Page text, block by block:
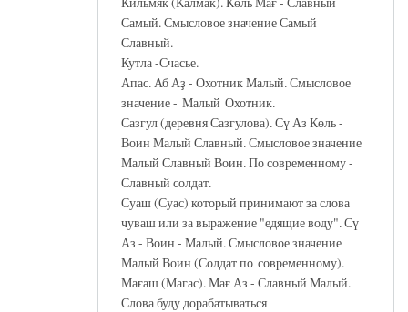
Самый. Смысловое значение Самый
Славный.
Кутла -Счасье.
Апас. Аб Аҙ - Охотник Малый. Смысловое
значение - Малый Охотник.
Сазгул (деревня Сазгулова). Сү Аз Көль -
Воин Малый Славный. Смысловое значение
Малый Славный Воин. По современному -
Славный солдат.
Суаш (Суас) который принимают за слова
чуваш или за выражение "едящие воду". Сү
Аз - Воин - Малый. Смысловое значение
Малый Воин (Солдат по современному).
Мағаш (Магас). Мағ Аз - Славный Малый.
Слова буду дорабатываться